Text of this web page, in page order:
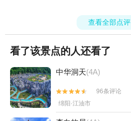
查看全部点评
看了该景点的人还看了
中华洞天(4A)


96条评论
绵阳·江油市